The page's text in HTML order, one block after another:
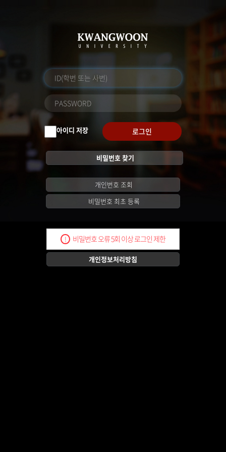
아이디 저장 로그인
비밀번호 찾기
개인번호 조회
비밀번호 최초 등록
! 비밀번호 오류 5회 이상 로그인 제한
개인정보처리방침